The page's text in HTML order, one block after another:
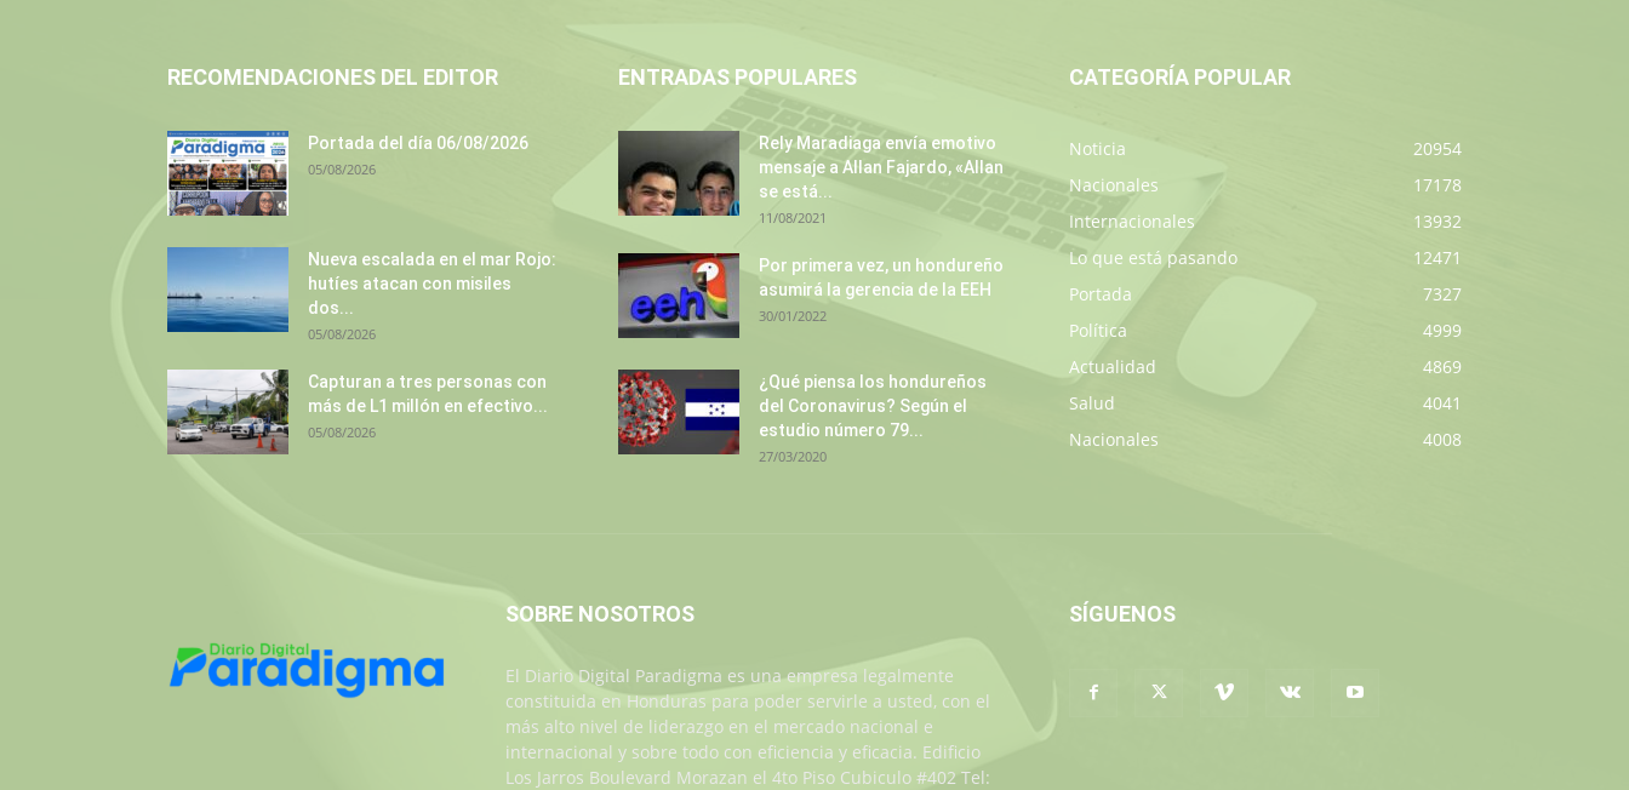
RECOMENDACIONES DEL EDITOR
Portada del día 06/08/2026
05/08/2026
Nueva escalada en el mar Rojo:
hutíes atacan con misiles
dos...
05/08/2026
Capturan a tres personas con
más de L1 millón en efectivo...
05/08/2026
ENTRADAS POPULARES
Rely Maradiaga envía emotivo
mensaje a Allan Fajardo, «Allan
se está...
11/08/2021
Por primera vez, un hondureño
asumirá la gerencia de la EEH
30/01/2022
¿Qué piensa los hondureños
del Coronavirus? Según el
estudio número 79...
27/03/2020
CATEGORÍA POPULAR
Noticia
20954
Nacionales
17178
Internacionales
13932
Lo que está pasando
12471
Portada
7327
Política
4999
Actualidad
4869
Salud
4041
Nacionales
4008
SOBRE NOSOTROS
El Diario Digital Paradigma es una empresa legalmente
constituida en Honduras para poder servirle a usted, con el
más alto nivel de liderazgo en el mercado nacional e
internacional y sobre todo con eficiencia y eficacia. Edificio
Los Jarros Boulevard Morazan el 4to Piso Cubiculo #402 Tel:
SÍGUENOS